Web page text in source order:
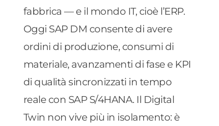
fabbrica — e il mondo IT, cioè l’ERP.
Oggi SAP DM consente di avere
ordini di produzione, consumi di
materiale, avanzamenti di fase e KPI
di qualità sincronizzati in tempo
reale con SAP S/4HANA. Il Digital
Twin non vive più in isolamento: è